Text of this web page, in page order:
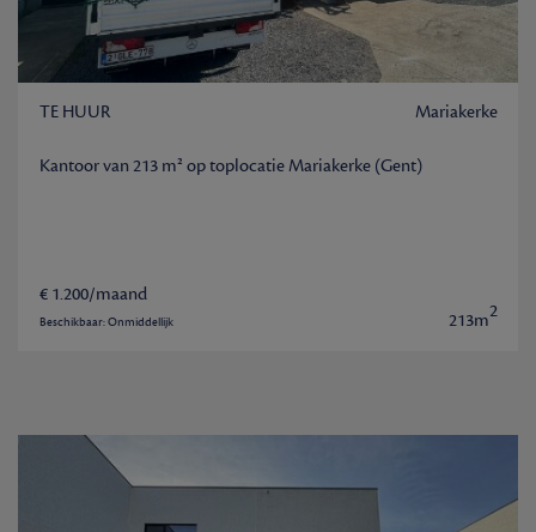
TE HUUR Mariakerke
Kantoor van 213 m² op toplocatie Mariakerke (Gent)
€ 1.200/maand
Beschikbaar: Onmiddellijk 213m2